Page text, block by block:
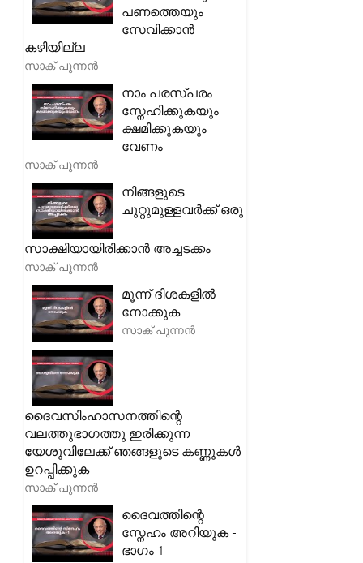
പണത്തെയും
സേവിക്കാൻ
കഴിയില്ല
സാക് പുന്നൻ
നാം പരസ്പരം
സ്നേഹിക്കുകയും
ക്ഷമിക്കുകയും
വേണം
സാക് പുന്നൻ
നിങ്ങളുടെ
ചുറ്റുമുള്ളവർക്ക് ഒരു
സാക്ഷിയായിരിക്കാൻ അച്ചടക്കം
സാക് പുന്നൻ
മൂന്ന് ദിശകളിൽ
നോക്കുക
സാക് പുന്നൻ
ദൈവസിംഹാസനത്തിന്റെ
വലത്തുഭാഗത്തു ഇരിക്കുന്ന
യേശുവിലേക്ക് ഞങ്ങളുടെ കണ്ണുകൾ
ഉറപ്പിക്കുക
സാക് പുന്നൻ
ദൈവത്തിന്റെ
സ്നേഹം അറിയുക -
ഭാഗം 1